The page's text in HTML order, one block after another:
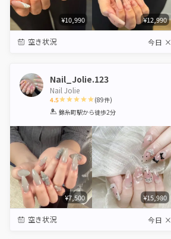
¥10,990 ¥12,990
空き状況 今日 ×
Nail_Jolie.123
Nail Jolie
4.5
1 2 3 4 5
(89件)
錦糸町駅から徒歩2分
¥7,500 ¥15,980
空き状況 今日 ×